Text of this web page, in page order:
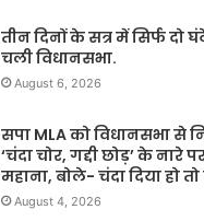
तीन दिनों के सत्र में सिर्फ दो
चली विधानसभा.
August 6, 2026
सपा MLA को विधानसभा से
‘चंदा चोर, गद्दी छोड़’ के नारे
महाना, बोले- चंदा दिया हो
August 4, 2026